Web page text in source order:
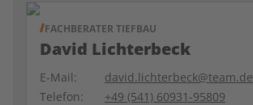
FACHBERATER TIEFBAU
David Lichterbeck
E-Mail:
david.lichterbeck@team.de
Telefon:
+49 (541) 60931-95809